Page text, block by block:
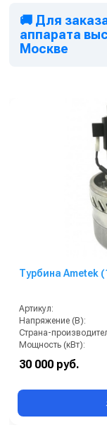
🚚 Для
аппарата
Москве
Турбина Ametek
Артикул:
Напряжение (В):
Страна-
Мощность (кВт):
30 000 руб.